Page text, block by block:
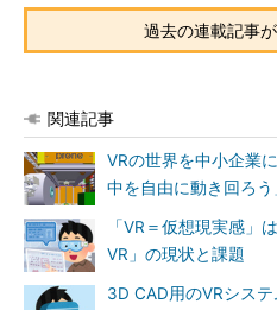
過去の連載記事
関連記事
VRの世界を中小企業
中を自由に動き回ろう
「VR＝仮想現実感
VR」の現状と課題
3D CAD用のVRシス